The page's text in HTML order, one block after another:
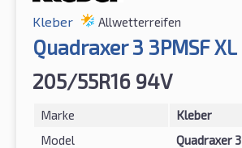
Kleber Allwetterreifen
Quadraxer 3 3PMSF XL
205/55R16 94V
Marke
Kleber
Model
Quadraxer 3